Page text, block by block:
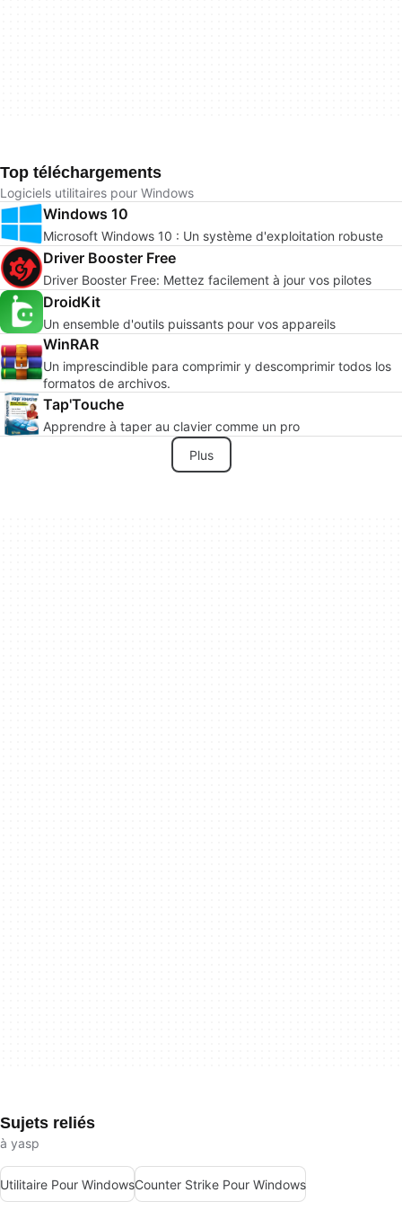
Top téléchargements
Logiciels utilitaires pour Windows
Windows 10
Microsoft Windows 10 : Un système d'exploitation robuste
Driver Booster Free
Driver Booster Free: Mettez facilement à jour vos pilotes
DroidKit
Un ensemble d'outils puissants pour vos appareils
WinRAR
Un imprescindible para comprimir y descomprimir todos los
formatos de archivos.
Tap'Touche
Apprendre à taper au clavier comme un pro
Plus
Sujets reliés
à yasp
Utilitaire Pour WindowsCounter Strike Pour Windows